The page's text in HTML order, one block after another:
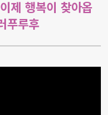
제 행복이 찾아옵
푸루후